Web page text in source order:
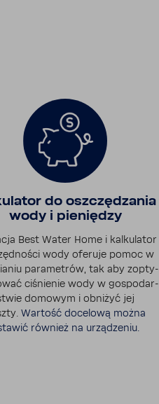
do oszczę­dzania
wody i pieniędzy
Best Water Home i kalku­lator
wody oferuje pomoc w
para­me­trów, tak aby zopty­
ciśnienie wody w gospo­dar­
domowym i obniżyć jej
Wartość doce­lową można
również na urzą­dzeniu.